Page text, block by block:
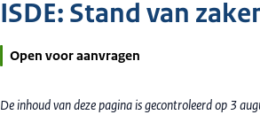
ISDE: Stand van
Open voor aanvragen
De inhoud van deze pagina is gecontroleerd op 3